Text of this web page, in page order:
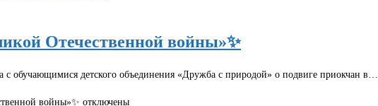
Отечественной войны»✨
обучающимися детского объединения «Дружба с природой» о подвиге приокчан в…
войны»✨ отключены